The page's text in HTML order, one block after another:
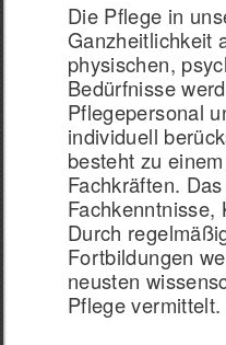
Die Pflege in
Ganzheitlichkeit
physischen,
Bedürfnisse
Pflegepersonal
individuell
besteht zu
Fachkräften.
Fachkenntnisse,
Durch
Fortbildungen
neusten
Pflege vermittelt.